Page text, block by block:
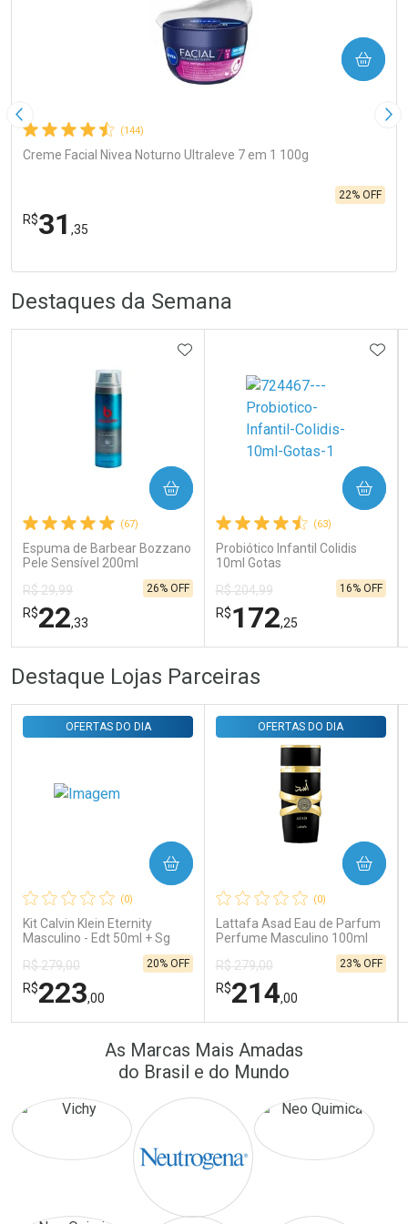
Imagem Anterior
(144)
Creme Facial Nivea Noturno Ultraleve 7 em 1 100g
R$31 ,35
22% OFF
COMPRAR
Laboratório
Ativar Desconto
Comprar sem Desconto
Por R$ 31,35/cada
Por Menos
Comprar sem Desconto
Por R$ 31,35/cada
Destaques da Semana
(67)
Espuma de Barbear Bozzano
Pele Sensível 200ml
R$ 29,99
R$22,33
26% OFF
ADICIONAR AOS FAVORITOS
COMPRAR
FECHAR
Laboratório
Comprar sem Desconto
Por R$ 22,33/cada
FECHAR
Por Menos
Comprar sem Desconto
Por R$ 22,33/cada
(63)
Probiótico Infantil Colidis
10ml Gotas
R$ 204,99
R$172,25
16% OFF
COMPRAR
Comprar sem Desconto
Por R$ 172,25/cada
Por Menos
Comprar sem Desconto
Por R$ 172,25/cada
Destaque Lojas Parceiras
(0)
Kit Calvin Klein Eternity
Masculino - Edt 50ml + Sg
OFERTAS DO DIA
R$ 279,00
R$223,00
20% OFF
COMPRAR
FECHAR
FECHAR
Por Menos
(0)
Lattafa Asad Eau de Parfum
Perfume Masculino 100ml
OFERTAS DO DIA
R$ 279,00
R$214,00
23% OFF
COMPRAR
Laboratório
Por Menos
As Marcas Mais Amadas
do Brasil e do Mundo